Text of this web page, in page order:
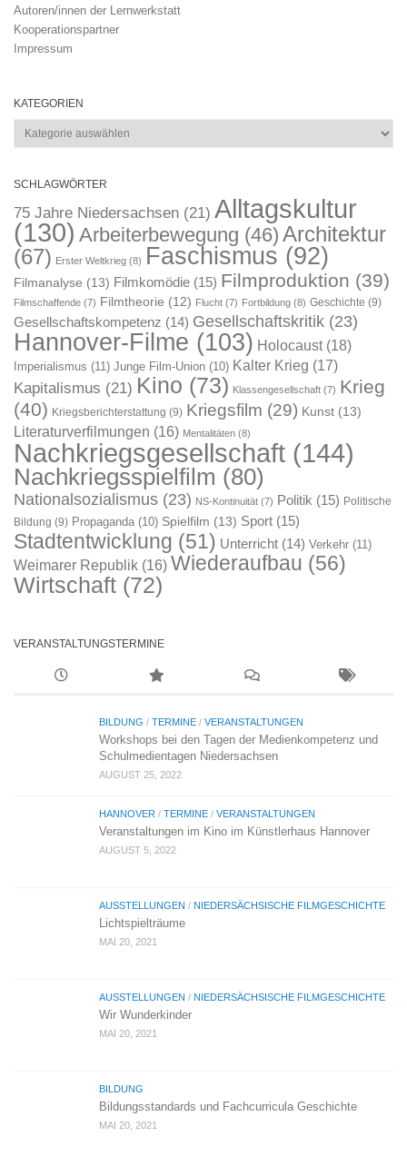
Autoren/innen der Lernwerkstatt
Kooperationspartner
Impressum
KATEGORIEN
Kategorien
SCHLAGWÖRTER
75 Jahre Niedersachsen (21) Alltagskultur
(130) Arbeiterbewegung (46) Architektur
(67) Erster Weltkrieg (8) Faschismus (92)
Filmanalyse (13) Filmkomödie (15) Filmproduktion (39)
Filmschaffende (7) Filmtheorie (12) Flucht (7) Fortbildung (8) Geschichte (9)
Gesellschaftskompetenz (14) Gesellschaftskritik (23)
Hannover-Filme (103) Holocaust(18)
Imperialismus (11) Junge Film-Union (10) Kalter Krieg (17)
Kapitalismus (21) Kino (73) Klassengesellschaft (7) Krieg
(40) Kriegsberichterstattung (9) Kriegsfilm (29) Kunst (13)
Literaturverfilmungen (16) Mentalitäten (8)
Nachkriegsgesellschaft (144)
Nachkriegsspielfilm (80)
Nationalsozialismus (23) NS-Kontinuität (7) Politik (15) Politische
Bildung (9) Propaganda (10) Spielfilm (13) Sport (15)
Stadtentwicklung (51) Unterricht (14) Verkehr (11)
Weimarer Republik (16) Wiederaufbau (56)
Wirtschaft (72)
VERANSTALTUNGSTERMINE
BILDUNG / TERMINE / VERANSTALTUNGEN
Workshops bei den Tagen der Medienkompetenz und
Schulmedientagen Niedersachsen
AUGUST 25, 2022
HANNOVER / TERMINE / VERANSTALTUNGEN
Veranstaltungen im Kino im Künstlerhaus Hannover
AUGUST 5, 2022
AUSSTELLUNGEN / NIEDERSÄCHSISCHE FILMGESCHICHTE
Lichtspielträume
MAI 20, 2021
AUSSTELLUNGEN / NIEDERSÄCHSISCHE FILMGESCHICHTE
Wir Wunderkinder
MAI 20, 2021
BILDUNG
Bildungsstandards und Fachcurricula Geschichte
MAI 20, 2021